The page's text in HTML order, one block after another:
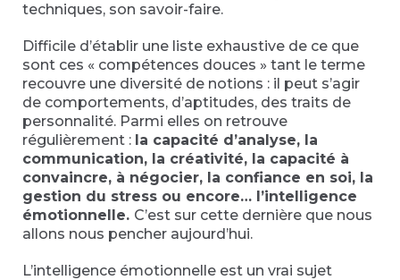
techniques, son savoir-faire.
Difficile d’établir une liste exhaustive de ce que
sont ces « compétences douces » tant le terme
recouvre une diversité de notions : il peut s’agir
de comportements, d’aptitudes, des traits de
personnalité. Parmi elles on retrouve
régulièrement : la capacité d’analyse, la
communication, la créativité, la capacité à
convaincre, à négocier, la confiance en soi, la
gestion du stress ou encore… l’intelligence
émotionnelle. C’est sur cette dernière que nous
allons nous pencher aujourd’hui.
L’intelligence émotionnelle est un vrai sujet